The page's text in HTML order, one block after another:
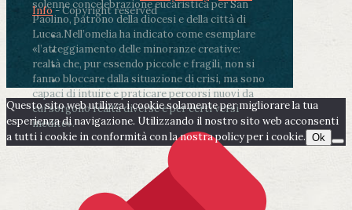
solenne concelebrazione eucaristica per San
Paolino, patrono della diocesi e della città di
Lucca.Nell’omelia ha indicato come esemplare
«l’atteggiamento delle minoranze creative:
realtà che, pur essendo piccole e fragili, non si
fanno bloccare dalla situazione di crisi, ma sono
capaci di intuire e praticare percorsi nuovi da
cui sorgono realtà diverse e per certi versi
inedite».
Info- Copyright reserved
Questo sito web utilizza i cookie solamente per migliorare la tua
esperienza di navigazione. Utilizzando il nostro sito web acconsenti
a tutti i cookie in conformità con la nostra policy per i cookie. Ok